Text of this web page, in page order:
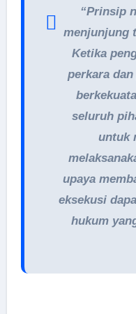
“Prinsip
menjunjung
Ketika
perkara
seluruh
untuk
upaya
eksekusi
hukum